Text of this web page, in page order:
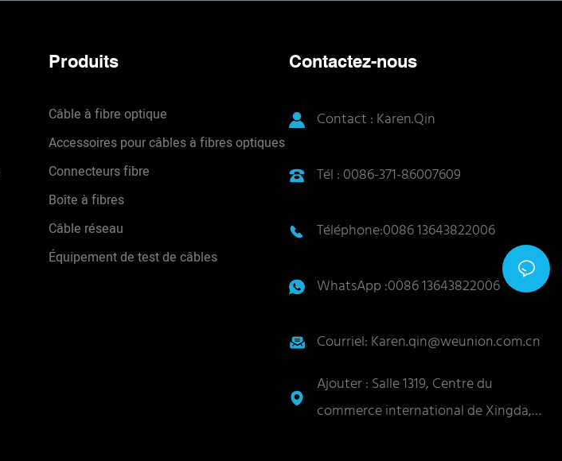
Produits
Câble à fibre optique
Accessoires pour câbles à fibres optiques
Connecteurs fibre
Boîte à fibres
Câble réseau
Équipement de test de câbles
Contactez-nous
Contact : Karen.Qin
Tél : 0086-371-86007609
Téléphone:0086 13643822006
WhatsApp :0086 13643822006
Courriel: Karen.qin@weunion.com.cn
Ajouter : Salle 1319, Centre du
commerce international de Xingda,